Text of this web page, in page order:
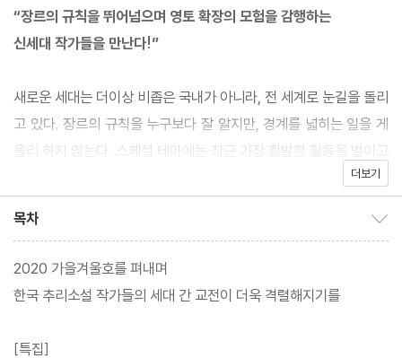
“장르의 규칙을 뛰어넘으며 영토 확장의 모험을 감행하는
신세대 작가들을 만난다!”
새로운 세대는 더이상 비좁은 국내가 아니라, 전 세계로 눈길을 돌리
고 있다. 장르의 규칙을 누구보다 잘 알지만, 경계를 넓히는 일을 게
을리 하지 않는다. 스페셜 테마에는 최근 가장 활발한 활동을 벌이고
있는 젊은 추리소설가 정명섭의 칼럼과 젊은 작가 3인-박상민, 공민
유지하면서도, 장르적 외연을 확장하며 취향의 전복을 꿈꾸는 신세
대 작가들을 만날 수 있을 것이다.
더보기
목차
2020 가을겨울호를 펴내며
한국 추리소설 작가들의 세대 간 교전이 더욱 격렬해지기를
[특집]